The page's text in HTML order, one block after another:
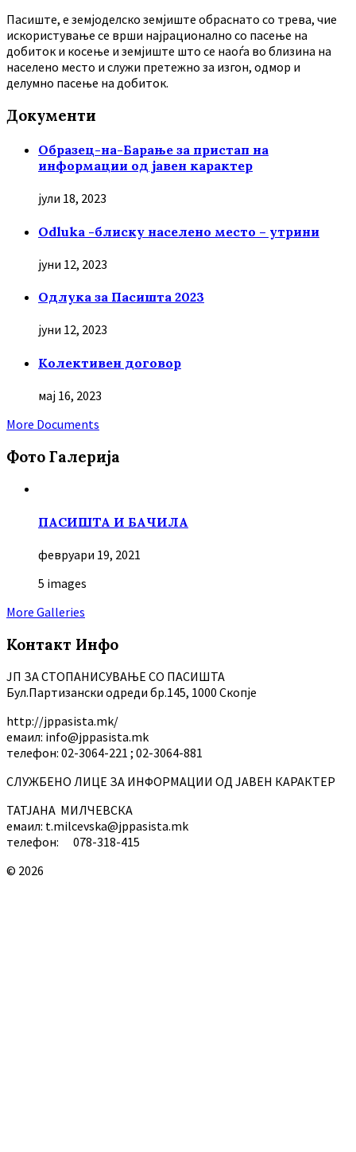
Пасиште, е земјоделско земјиште обраснато со трева, чие
искористување се врши најрационално со пасење на
добиток и косење и земјиште што се наоѓа во близина на
населено место и служи претежно за изгон, одмор и
делумно пасење на добиток.
Документи
Образец-на-Барање за пристап на
информации од јавен карактер
јули 18, 2023
Odluka -блиску населено место – утрини
јуни 12, 2023
Oдлука за Пасишта 2023
јуни 12, 2023
Колективен договор
мај 16, 2023
More Documents
Фото Галерија
ПАСИШТА И БАЧИЛА
февруари 19, 2021
5 images
More Galleries
Контакт Инфо
ЈП ЗА СТОПАНИСУВАЊЕ СО ПАСИШТА
Бул.Партизански oдреди бр.145, 1000 Скопје
http://jppasista.mk/
емаил: info@jppasista.mk
телефон: 02-3064-221 ; 02-3064-881
СЛУЖБЕНО ЛИЦЕ ЗА ИНФОРМАЦИИ ОД ЈАВЕН КАРАКТЕР
ТАТЈАНА МИЛЧЕВСКА
емаил: t.milcevska@jppasista.mk
телефон: 078-318-415
© 2026